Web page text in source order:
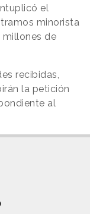
el
minorista
millones de
recibidas,
la petición
al